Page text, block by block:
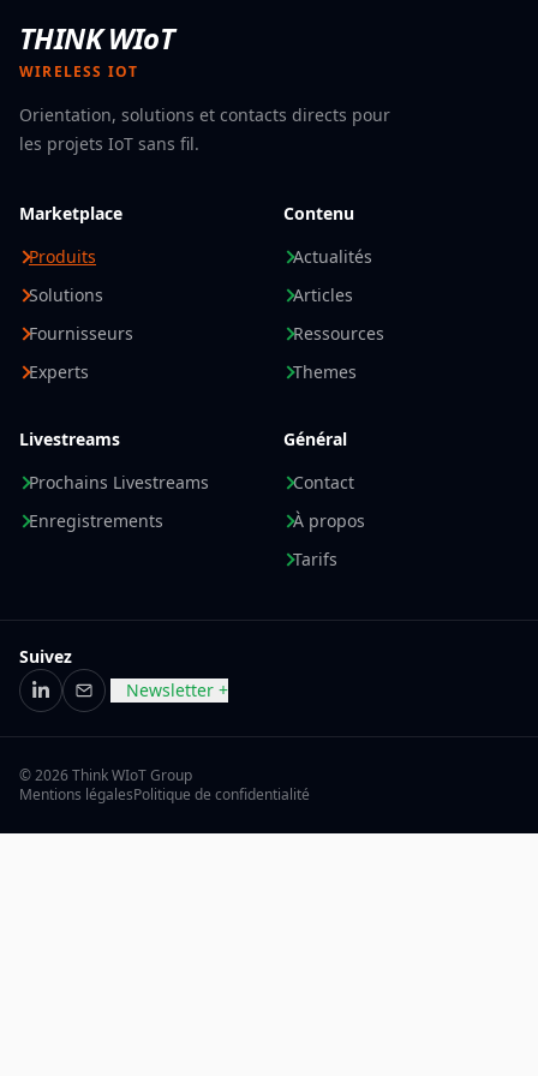
THINK WIoT
WIRELESS IOT
Orientation, solutions et contacts directs pour
les projets IoT sans fil.
Marketplace
Produits
Solutions
Fournisseurs
Experts
Contenu
Actualités
Articles
Ressources
Themes
Livestreams
Prochains Livestreams
Enregistrements
Général
Contact
À propos
Tarifs
Suivez
LinkedIn
E-mailNewsletter +
© 2026 Think WIoT Group
Mentions légalesPolitique de confidentialité